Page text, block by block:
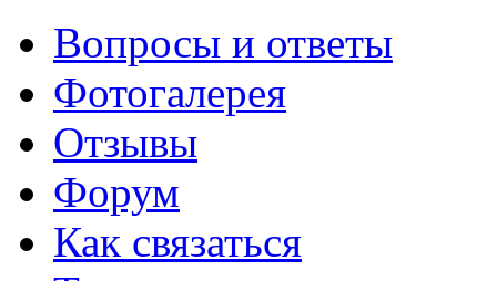
Вопросы и ответы
Фотогалерея
Отзывы
Форум
Как связаться